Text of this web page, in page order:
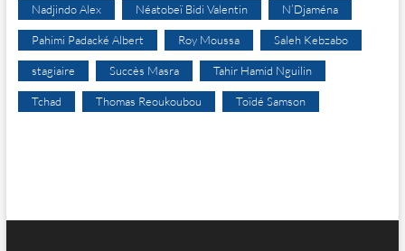
Nadjindo Alex Néatobeï Bidi Valentin N’Djaména
Pahimi Padacké Albert Roy Moussa Saleh Kebzabo
stagiaire Succès Masra Tahir Hamid Nguilin
Tchad Thomas Reoukoubou Toïdé Samson